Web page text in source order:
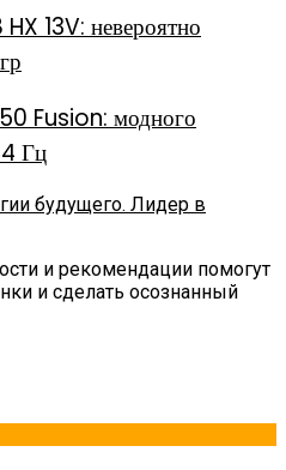
13V: невероятно
Fusion: модного
Гц
будущего. Лидер в
и рекомендации помогут
и сделать осознанный